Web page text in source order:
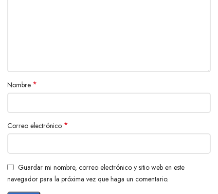
Nombre *
Correo electrónico *
Guardar mi nombre, correo electrónico y sitio web en este
navegador para la próxima vez que haga un comentario.